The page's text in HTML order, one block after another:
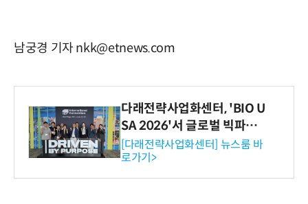
남궁경 기자 nkk@etnews.com
다래전략사업화센터, 'BIO U
SA 2026'서 글로벌 빅파마
와의 비즈니스 미팅 지원…K
-바이오 해외 진출 교두보 확
보
[다래전략사업화센터] 뉴스룸 바
로가기>